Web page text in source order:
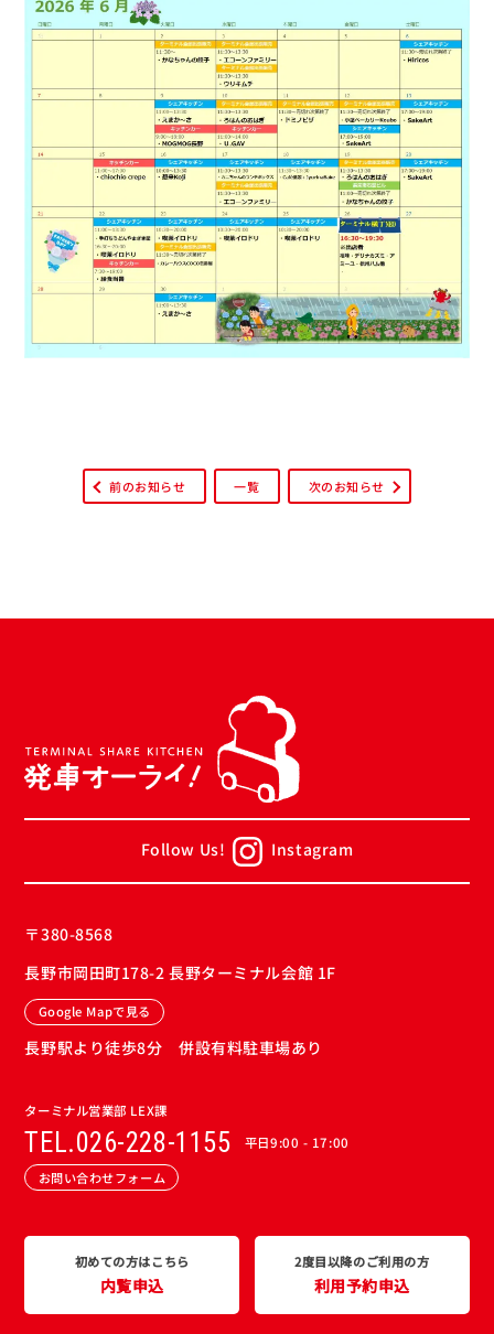
前のお知らせ 一覧 次のお知らせ
Follow Us! Instagram
〒380-8568
長野市岡田町178-2 長野ターミナル会館 1F
Google Mapで見る
長野駅より徒歩8分 併設有料駐車場あり
ターミナル営業部 LEX課
TEL.026-228-1155 平日9:00 - 17:00
お問い合わせフォーム
初めての方はこちら
内覧申込
2度目以降のご利用の方
利用予約申込